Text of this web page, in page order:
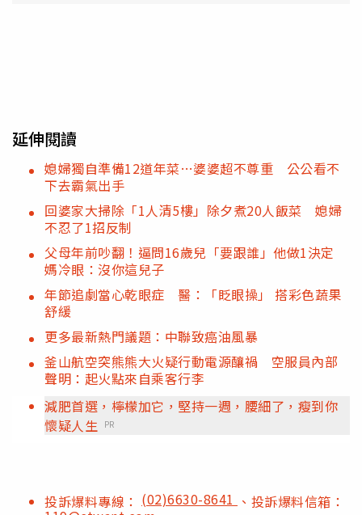
延伸閱讀
媳婦獨自準備12道年菜…婆婆超不尊重 公公看不
下去霸氣出手
回婆家大掃除「1人清5樓」除夕煮20人飯菜 媳婦
不忍了1招反制
父母年前吵翻！逼問16歲兒「要跟誰」他做1決定
媽冷眼：沒你這兒子
年節追劇當心乾眼症 醫：「眨眼操」 搭彩色蔬果
舒緩
更多最新熱門議題：中聯致癌油風暴
釜山航空突熊熊大火疑行動電源釀禍 空服員內部
聲明：起火點來自乘客行李
減肥首選，檸檬加它，堅持一週，腰細了，瘦到你
懷疑人生
PR
投訴爆料專線： (02)6630-8641 、投訴爆料信箱：